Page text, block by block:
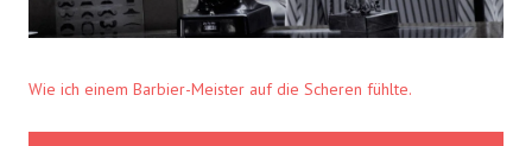
Wie ich einem Barbier-Meister auf die Scheren fühlte.